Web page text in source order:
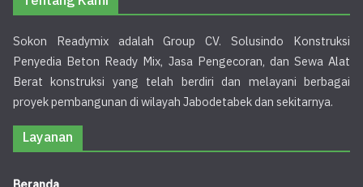
Sokon Readymix adalah Group CV. Solusindo Konstruksi
Penyedia Beton Ready Mix, Jasa Pengecoran, dan Sewa Alat
Berat konstruksi yang telah berdiri dan melayani berbagai
proyek pembangunan di wilayah Jabodetabek dan sekitarnya.
Layanan